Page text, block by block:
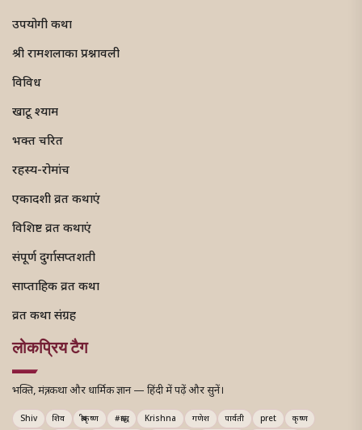
उपयोगी कथा
श्री रामशलाका प्रश्नावली
विविध
खाटू श्याम
भक्त चरित
रहस्य-रोमांच
एकादशी व्रत कथाएं
विशिष्ट व्रत कथाएं
संपूर्ण दुर्गासप्तशती
साप्ताहिक व्रत कथा
व्रत कथा संग्रह
लोकप्रिय टैग
भक्ति, मंत्र, कथा और धार्मिक ज्ञान — हिंदी में पढ़ें और सुनें।
Shiv शिव श्रीकृष्ण #श्राद्ध Krishna गणेश पार्वती pret कृष्ण